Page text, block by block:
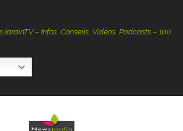
– Infos, Conseils, Vidéos, Podcasts – 100 %